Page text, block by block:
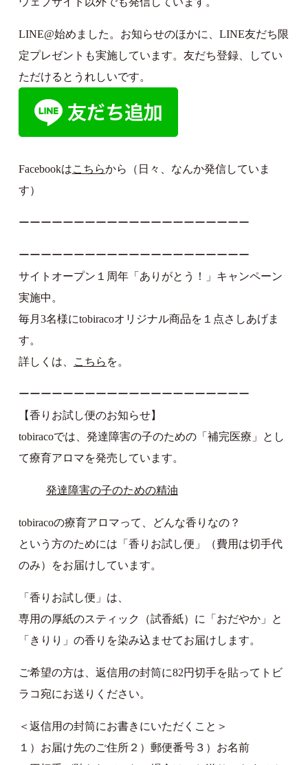
LINE@始めました。お知らせのほかに、LINE友だち限
定プレゼントも実施しています。友だち登録、してい
ただけるとうれしいです。
Facebookはこちらから（日々、なんか発信していま
す）
ーーーーーーーーーーーーーーーーーーーーー
ーーーーーーーーーーーーーーーーーーーーー
サイトオープン１周年「ありがとう！」キャンペーン
実施中。
毎月3名様にtobiracoオリジナル商品を１点さしあげま
す。
詳しくは、
こちら を。
ーーーーーーーーーーーーーーーーーーーーー
【香りお試し便のお知らせ】
tobiracoでは、発達障害の子のための「補完医療」とし
て療育アロマを発売しています。
発達障害の子のための精油
tobiracoの療育アロマって、どんな香りなの？
という方のためには「香りお試し便」（費用は切手代
のみ）をお届けしています。
「香りお試し便」は、
専用の厚紙のスティック（試香紙）に「おだやか」と
「きりり」の香りを染み込ませてお届けします。
ご希望の方は、返信用の封筒に82円切手を貼ってトビ
ラコ宛にお送りください。
＜返信用の封筒にお書きにいただくこと＞
１）お届け先のご住所２）郵便番号３）お名前